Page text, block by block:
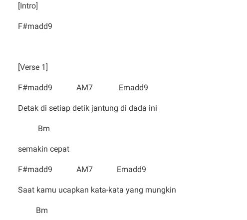
[Intro]
F#madd9
[Verse 1]
F#madd9 AM7 Emadd9
Detak di setiap detik jantung di dada ini
Bm
semakin cepat
F#madd9 AM7 Emadd9
Saat kamu ucapkan kata-kata yang mungkin
Bm